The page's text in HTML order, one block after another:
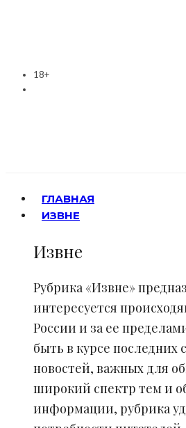
18+
ГЛАВНАЯ
ИЗВНЕ
Извне
Рубрика «Извне»
интересуется
России и за ее
быть в курсе последних
новостей, важных для
широкий спектр тем и
информации, рубрика